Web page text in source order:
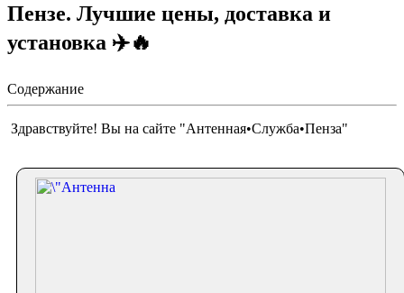
Пензе. Лучшие цены, доставка и
установка ✈️🔥
Содержание
Здравствуйте! Вы на сайте "Антенная•Служба•Пенза"